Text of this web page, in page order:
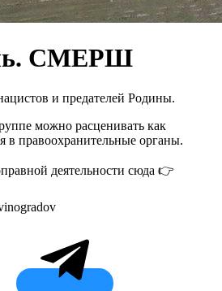
СМЕРШ
и предателей Родины.
можно расценивать как
в правоохранительные органы.
деятельности сюда 👉